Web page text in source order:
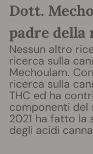
Dott.
padre della
Nessun altro
ricerca sulla
Mechoulam.
ricerca sulla
THC ed ha
componenti del
2021 ha fatto la
degli acidi